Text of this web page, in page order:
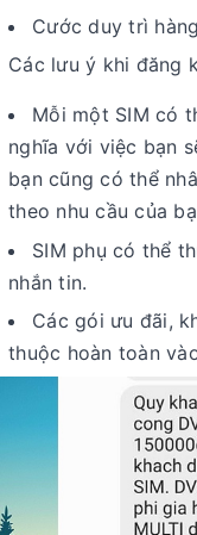
Cước duy trì
Các lưu ý khi đăng
Mỗi một SIM có
nghĩa với việc bạn
bạn cũng có thể
theo nhu cầu của
SIM phụ có thể
nhắn tin.
Các gói ưu đãi,
thuộc hoàn toàn